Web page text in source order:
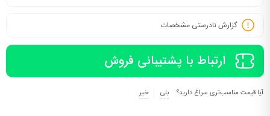
گزارش نادرستی مشخصات
ارتباط با پشتیبانی فروش
آیا قیمت مناسب‌تری سراغ دارید؟ بلی خیر